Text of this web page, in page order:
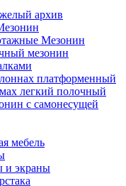
архив
Мезонин
мезонин
платформенный
легкий полочный
с самонесущей
мебель
и экраны